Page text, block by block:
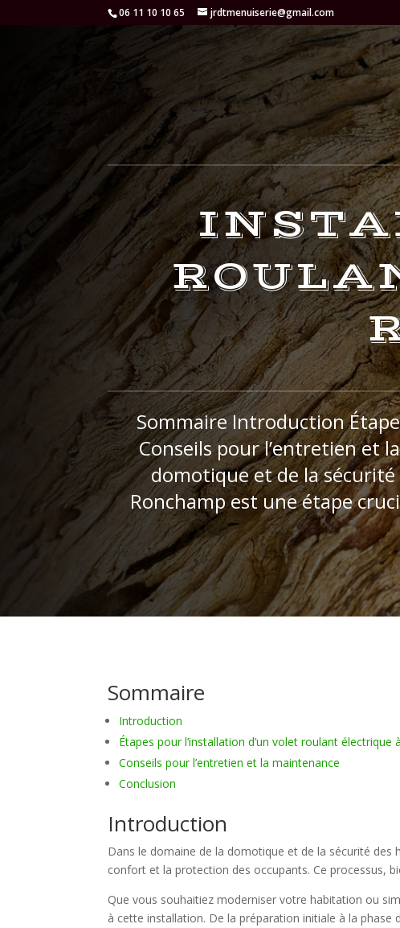
06 11 10 10 65 jrdtmenuiserie@gmail.com
Sommaire Introduction
Conseils pour l’entretien et
domotique et de la
Ronchamp est une étape
Sommaire
Introduction
Étapes pour l’installation d’un volet roulant électrique
Conseils pour l’entretien et la maintenance
Conclusion
Introduction
Dans le domaine de la domotique et de la sécurité des
confort et la protection des occupants. Ce processus,
Que vous souhaitiez moderniser votre habitation ou
à cette installation. De la préparation initiale à la